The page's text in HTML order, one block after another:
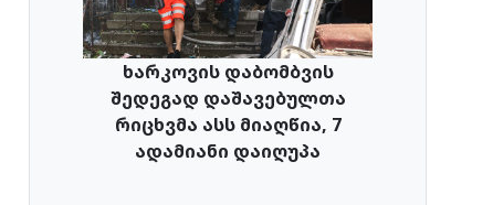
ხარკოვის დაბომბვის
შედეგად დაშავებულთა
რიცხვმა ასს მიაღწია, 7
ადამიანი დაიღუპა